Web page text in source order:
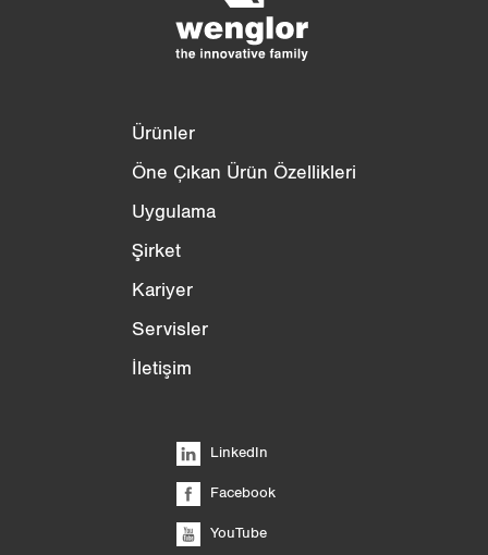
Ürünler
Öne Çıkan Ürün Özellikleri
Uygulama
Şirket
Kariyer
Servisler
İletişim
LinkedIn
Facebook
YouTube